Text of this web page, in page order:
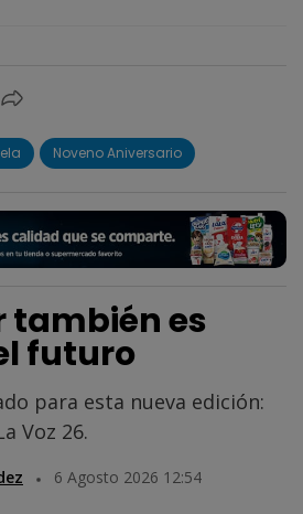
Noveno Aniversario
también es
futuro
para esta nueva edición:
Voz 26.
6 Agosto 2026 12:54